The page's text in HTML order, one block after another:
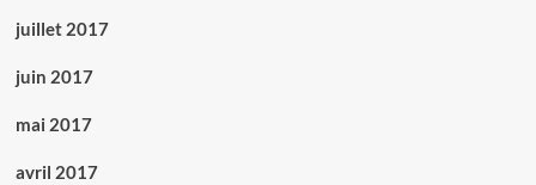
juillet 2017
juin 2017
mai 2017
avril 2017